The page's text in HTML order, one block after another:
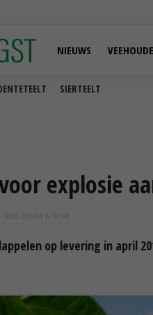
SIERTEELT
NIEUWS
explosie
18 JUL 2018 OM 16:19
op levering in april